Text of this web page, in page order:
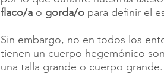
flaco/a o gorda/o para definir el
Sin embargo, no en todos los
tienen un cuerpo hegemónico
una talla grande o cuerpo grande.